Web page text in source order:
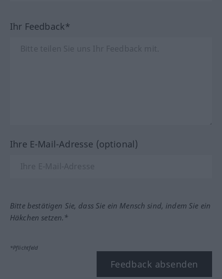
Ihr Feedback*
Ihre E-Mail-Adresse (optional)
Bitte bestätigen Sie, dass Sie ein Mensch sind, indem Sie ein
Häkchen setzen.*
*Pflichtfeld
Feedback absenden